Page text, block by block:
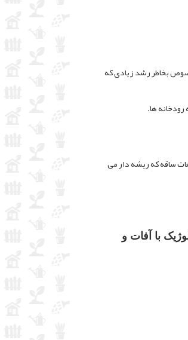
بخاطر رشد زیادی که
ها.
ساقه که ریشه دار می
با آفات و